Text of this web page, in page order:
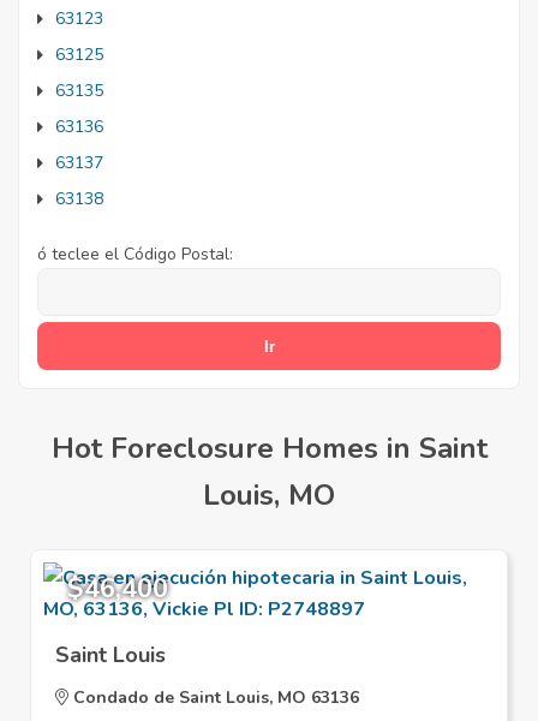
63123
63125
63135
63136
63137
63138
ó teclee el Código Postal:
Hot Foreclosure Homes in Saint
Louis, MO
$46,400
Saint Louis
Condado de Saint Louis, MO 63136